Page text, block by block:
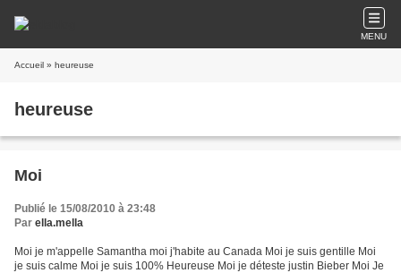
MENU
Accueil » heureuse
heureuse
Moi
Publié le 15/08/2010 à 23:48
Par ella.mella
Moi je m'appelle Samantha moi j'habite au Canada Moi je suis gentille Moi
je suis calme Moi je suis 100% Heureuse Moi je déteste justin Bieber Moi Je